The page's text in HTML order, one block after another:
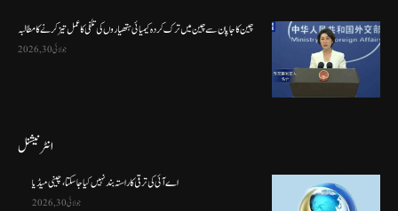
چین کا جاپان سے چین میں ترک کردہ کیمیائی ہتھیاروں کی تلفی کا عمل تیز کرنے کا مطالبہ
جولائی 30, 2026
انٹرنیشنل
اے آئی کی ترقی کا راستہ بند نہیں کیا جا سکتا، چینی میڈیا
جولائی 30, 2026